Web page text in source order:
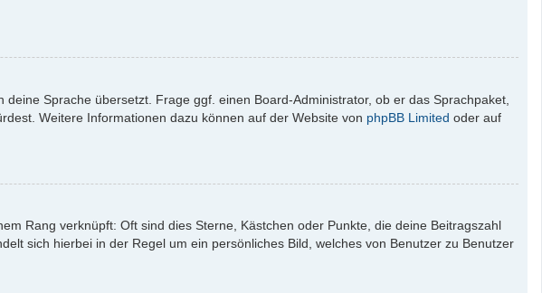
Sprache übersetzt. Frage ggf. einen Board-Administrator, ob er das Sprachpaket,
Weitere Informationen dazu können auf der Website von phpBB Limited oder auf
Rang verknüpft: Oft sind dies Sterne, Kästchen oder Punkte, die deine Beitragszahl
sich hierbei in der Regel um ein persönliches Bild, welches von Benutzer zu Benutzer